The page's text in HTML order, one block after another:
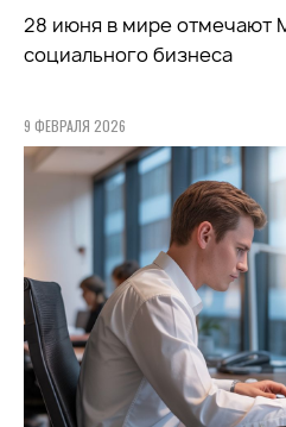
28 июня в мире отмечают
социального бизнеса
9 ФЕВРАЛЯ 2026